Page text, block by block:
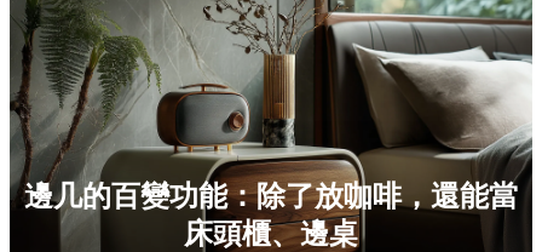
邊几的百變功能：除了放咖啡，還能當
床頭櫃、邊桌